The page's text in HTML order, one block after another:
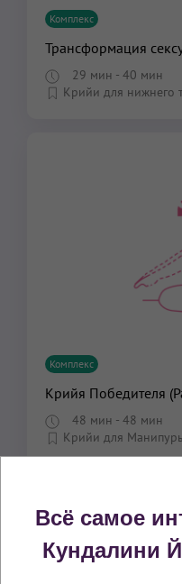
Комплекс
Трансформация
29 мин - 40 мин
Крийи для нижнего
Комплекс
Крийя Победителя
48 мин - 48 мин
Крийи для
Всё самое
Кундалини